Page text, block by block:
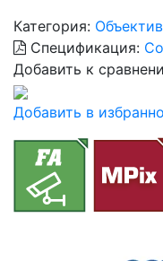
Категория:
Спецификация:
Добавить к
Добавить в